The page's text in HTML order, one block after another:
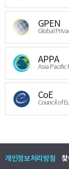
GPEN
Global
APPA
Asia
CoE
Council of
개인정보처리방침